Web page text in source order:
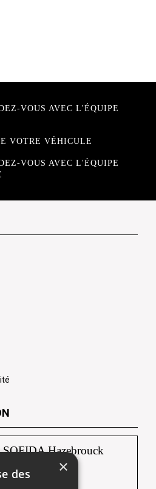
VOUS AVEC L'ÉQUIPE
VOTRE VÉHICULE
VOUS AVEC L'ÉQUIPE
Hazebrouck
×
des